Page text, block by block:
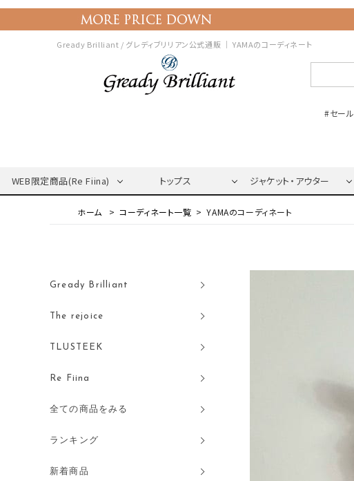
Gready Brilliant / グレディブリリアン公式通販 ｜YAMAのコーディネート
#セール
WEB限定商品(Re Fiina) トップス ジャケット・アウター
コーディネート一覧 YAMAのコーディネート
Gready Brilliant
The rejoice
TLUSTEEK
Re Fiina
全ての商品をみる
ランキング
新着商品